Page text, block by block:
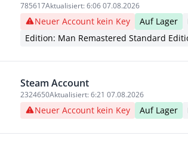
785617Aktualisiert: 6:06 07.08.2026
Neuer Account kein Key Auf Lager
Edition: Man Remastered Standard
Steam Account
2324650Aktualisiert: 6:21 07.08.2026
Neuer Account kein Key Auf Lager